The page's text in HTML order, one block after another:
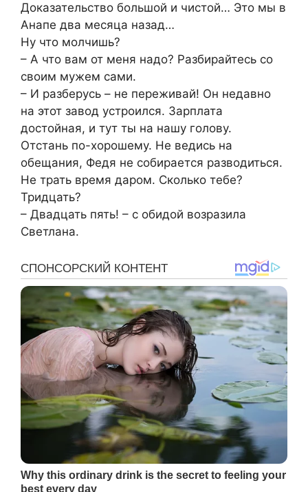
Доказательство большой и чистой… Это мы в
Анапе два месяца назад…
Ну что молчишь?
– А что вам от меня надо? Разбирайтесь со
своим мужем сами.
– И разберусь – не переживай! Он недавно
на этот завод устроился. Зарплата
достойная, и тут ты на нашу голову.
Отстань по-хорошему. Не ведись на
обещания, Федя не собирается разводиться.
Не трать время даром. Сколько тебе?
Тридцать?
– Двадцать пять! – с обидой возразила
Светлана.